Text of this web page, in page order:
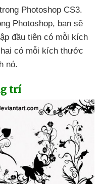
Photoshop CS3.
Photoshop, bạn sẽ
đầu tiên có mỗi kích
có mỗi kích thước
nó.
trí